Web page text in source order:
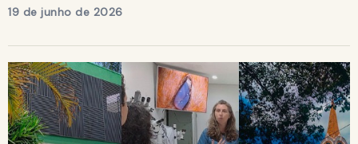
19 de junho de 2026